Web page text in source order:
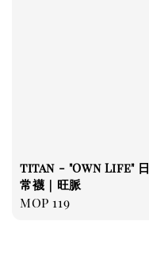
titan - "Own Life" 日
常襪｜旺脈
Regular
MOP 119